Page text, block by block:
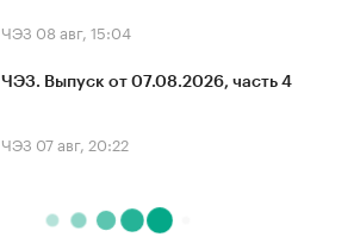
ЧЭЗ 08 авг, 15:04
ЧЭЗ. Выпуск от 07.08.2026, часть 4
ЧЭЗ 07 авг, 20:22